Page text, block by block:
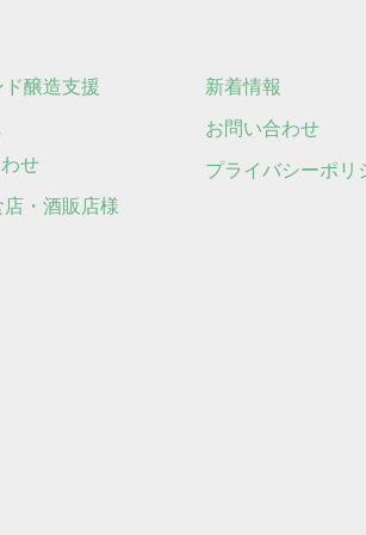
醸造支援
せ
・酒販店様
新着情報
お問い合わせ
プライバシーポリ